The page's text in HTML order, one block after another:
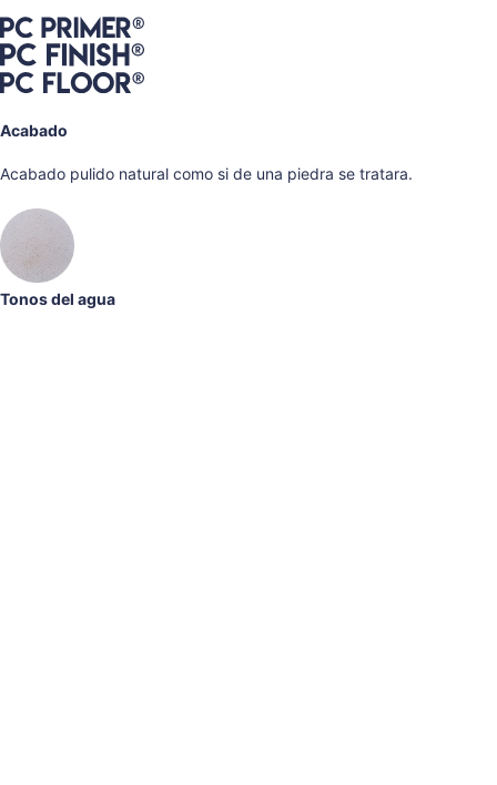
Acabado
Acabado pulido natural como si de una piedra se tratara.
Tonos del agua